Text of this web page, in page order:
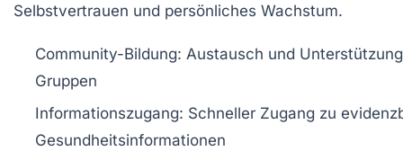
Selbstvertrauen und persönliches Wachstum.
Community-Bildung: Austausch und
Gruppen
Informationszugang: Schneller Zugang zu
Gesundheitsinformationen